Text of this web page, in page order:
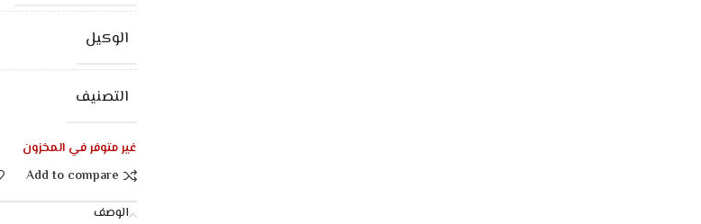
الوكيل
التصنيف
غير متوفر في المخزون
Add to compare
الوصف